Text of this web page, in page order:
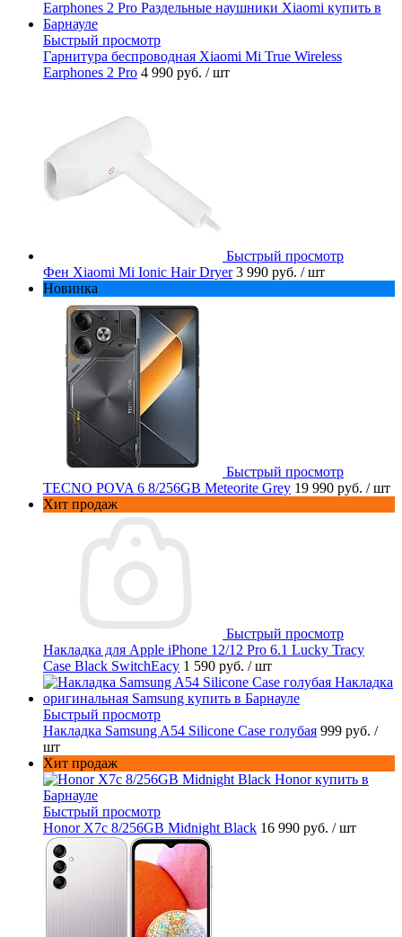
Быстрый просмотр
Гарнитура беспроводная Xiaomi Mi True Wireless
Earphones 2 Pro 4 990 руб. / шт
Быстрый просмотр
Фен Xiaomi Mi Ionic Hair Dryer 3 990 руб. / шт
Новинка
Быстрый просмотр
TECNO POVA 6 8/256GB Meteorite Grey 19 990 руб. / шт
Хит продаж
Быстрый просмотр
Накладка для Apple iPhone 12/12 Pro 6.1 Lucky Tracy
Case Black SwitchEacy 1 590 руб. / шт
Быстрый просмотр
Накладка Samsung A54 Silicone Case голубая 999 руб. /
шт
Хит продаж
Быстрый просмотр
Honor X7c 8/256GB Midnight Black 16 990 руб. / шт